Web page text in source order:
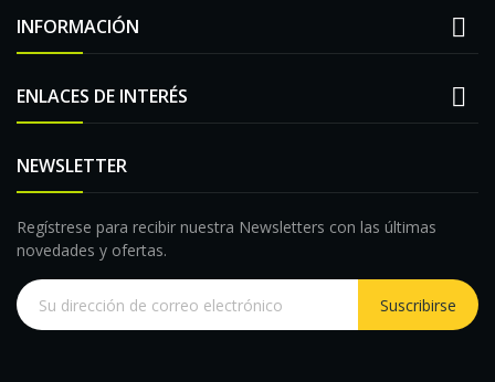
INFORMACIÓN 
ENLACES DE INTERÉS 
NEWSLETTER
Regístrese para recibir nuestra Newsletters con las últimas
novedades y ofertas.
Suscribirse